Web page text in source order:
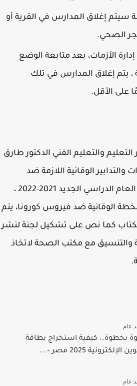
سيتم إغلاق المدارس في القرية أو
الصحي.
الأزمات، بعد متابعة الوضع
إغلاق المدارس في تلك
والتعليم الفني الدكتور طارق
الوقائية اللازمة ضد
فيروس كورونا في بداية العام الدراسي الجديد 2021-2022 ،
الوقائية ضد فيروس كورونا، يتم
كما نص على تشكيل لجنة لنشر
والتنسيق مع مكتب الصحة لاتخاذ
كيفية استخراج بطاقة
2025 مصر –...